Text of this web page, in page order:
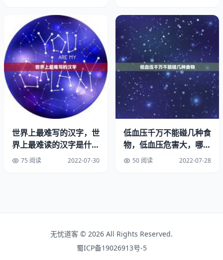
真不容易的，首先出生的尿布奶粉，随便一次出去买多是一
个月工资不过的，慢慢长大的各种吃穿那是更庞大的开支
了，等到长大的读书更是各种发费，如幼儿园一学期三千以
上吧而且还是非常普通的幼儿园，一年算下来7千还不算其
中的各种费用，等到在普通地区的午托晚托一个月随便上千
元，加上每学期的学习用品、课外书、班费等和各种春游秋
游等等那是一大笔开支这还不算现在这个有些兴趣班之类
的，总结从出生开始现在孩子打底一年用最少的开支来算也
得一万多，三胎那就是三万四万了，这还不算生活中的各种
开支等等……意外怀三胎要崩溃了。
2.三个孩子在人力方面如果生的间隔时间不长，小孩年纪相
从中又产生了一个问题，这个接的人要会开小车有，如果自
行车和摩托车多不适合接三个孩子吧。
世界上最难写的汉字，世
界上最难读的汉字是什么
字？75 阅读 2022-07-30
低血压千万不能碰几种食
物，低血压危害大，哪些
食物千万不能吃，别傻傻
50 阅读 2022-07-28
无忧道客 © 2026 All Rights Reserved.
蜀ICP备19026913号-5